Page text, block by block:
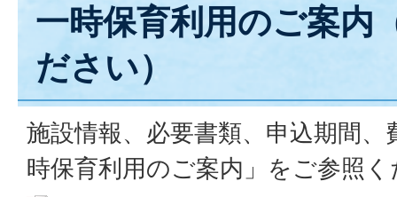
一時保育利用のご案内
ださい）
施設情報、必要書類、申込期間
時保育利用のご案内」をご参照